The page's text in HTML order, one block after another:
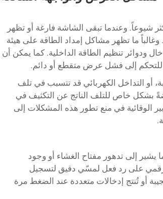
شيوعاً. وعندما تبقى الشاشة فارغة أو تظهر
ما تظهر مشاكل إمداد الطاقة على هيئة
تنظيم الطاقة الداخلية. كما يمكن أن
للتحكم إلى فشل عرض متقطع أو دائم.
أو التداخل الكهربائي قد تتسبب في تلف
بشكل خاص للتلف الناتج عن التكثيف في
الوقائية في منع تطور هذه المشكلات إلى
يشير إلى تدهور مفتاح الغشاء أو وجود
على رد فعل لمسّي دقيق لتسجيل
أو تُنتج إدخالات متعددة عند الضغط مرة